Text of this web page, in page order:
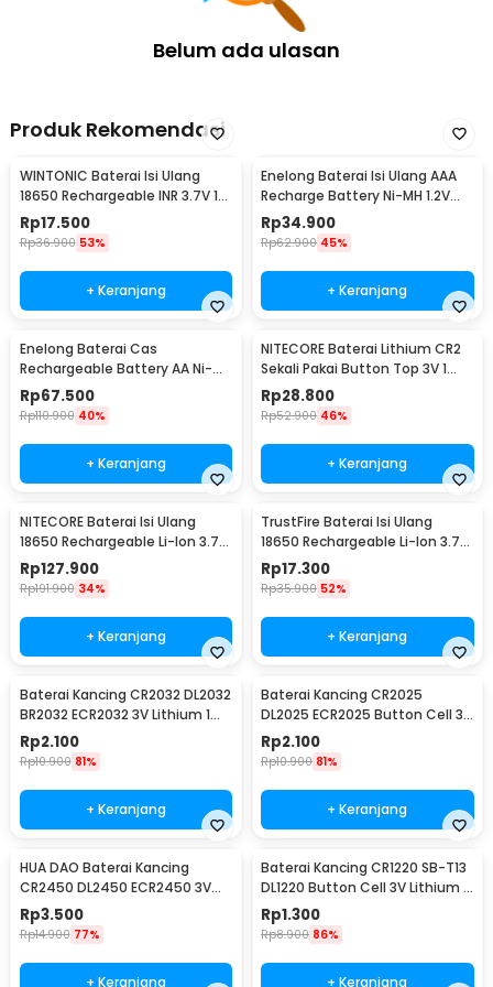
Belum ada ulasan
Produk Rekomendasi
WINTONIC Baterai Isi Ulang
18650 Rechargeable INR 3.7V 1
PCS 2200mAh
Rp17.500
Rp36.900 53%
+ Keranjang
Enelong Baterai Isi Ulang AAA
Recharge Battery Ni-MH 1.2V
900mAh 4 PCS - HR4
Rp34.900
Rp62.900 45%
+ Keranjang
Enelong Baterai Cas
Rechargeable Battery AA Ni-MH
1.2V 2100mAh 4 PCS - HR6
Rp67.500
Rp110.900 40%
+ Keranjang
NITECORE Baterai Lithium CR2
Sekali Pakai Button Top 3V 1
PCS - CR2
Rp28.800
Rp52.900 46%
+ Keranjang
NITECORE Baterai Isi Ulang
18650 Rechargeable Li-Ion 3.7V
2300mAh 1PCS - NL1823
Rp127.900
Rp191.900 34%
+ Keranjang
TrustFire Baterai Isi Ulang
18650 Rechargeable Li-Ion 3.7V
6000mAh 1PC - BRC18650
Rp17.300
Rp35.900 52%
+ Keranjang
Baterai Kancing CR2032 DL2032
BR2032 ECR2032 3V Lithium 1
PCS
Rp2.100
Rp10.900 81%
+ Keranjang
Baterai Kancing CR2025
DL2025 ECR2025 Button Cell 3V
Lithium 1 PCS
Rp2.100
Rp10.900 81%
+ Keranjang
HUA DAO Baterai Kancing
CR2450 DL2450 ECR2450 3V
Lithium 1 PCS
Rp3.500
Rp14.900 77%
+ Keranjang
Baterai Kancing CR1220 SB-T13
DL1220 Button Cell 3V Lithium 1
PCS
Rp1.300
Rp8.900 86%
+ Keranjang